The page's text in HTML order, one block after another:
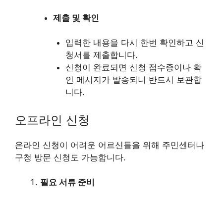
제출 및 확인
입력한 내용을 다시 한번 확인하고 신
청서를 제출합니다.
신청이 완료되면 신청 접수증이나 확
인 메시지가 발송되니 반드시 보관합
니다.
오프라인 신청
온라인 신청이 어려운 어르신들을 위해 주민센터나
구청 방문 신청도 가능합니다.
필요 서류 준비